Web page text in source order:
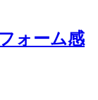
ォーム感